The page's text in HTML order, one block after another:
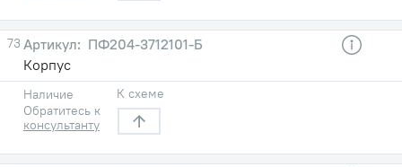
73
ПФ204-3712101-Б
Корпус
Наличие
Обратитесь к
консультанту
К схеме